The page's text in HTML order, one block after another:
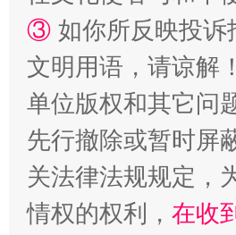
③ 如你所反映投诉
文明用语，请谅解
单位版权和其它问
先行撤除或暂时屏
关法律法规规定，
情权的权利， 在收